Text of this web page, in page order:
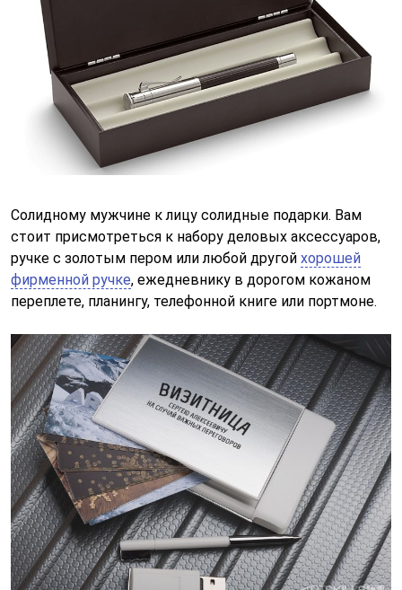
Солидному мужчине к лицу солидные подарки. Вам
стоит присмотреться к набору деловых аксессуаров,
ручке с золотым пером или любой другой хорошей
фирменной ручке, ежедневнику в дорогом кожаном
переплете, планингу, телефонной книге или портмоне.